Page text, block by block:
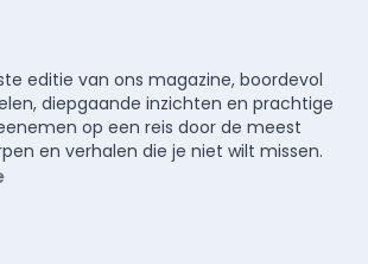
editie van ons magazine, boordevol
diepgaande inzichten en prachtige
op een reis door de meest
en verhalen die je niet wilt missen.